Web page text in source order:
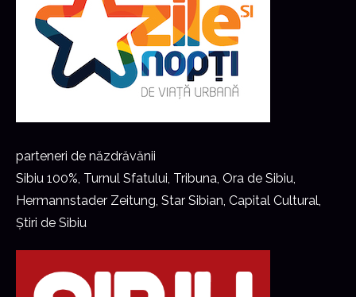
parteneri de năzdrăvănii
Sibiu 100%, Turnul Sfatului, Tribuna, Ora de Sibiu,
Hermannstader Zeitung, Star Sibian, Capital Cultural,
Știri de Sibiu